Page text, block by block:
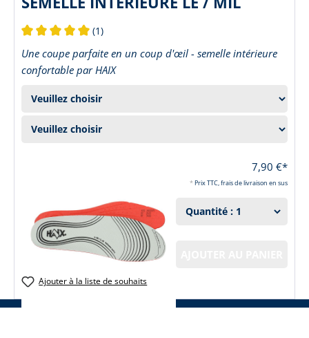
(1)
Une coupe parfaite en un coup d'œil - semelle intérieure
confortable par HAIX
7,90 €*
*Prix TTC, frais de livraison en sus
Ajouter à la liste de souhaits